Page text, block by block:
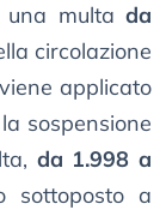
multa da
circolazione
applicato
sospensione
da 1.998 a
sottoposto a